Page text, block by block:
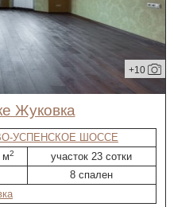
+10
Жуковка
УСПЕНСКОЕ ШОССЕ
м2
участок 23 сотки
8 спален